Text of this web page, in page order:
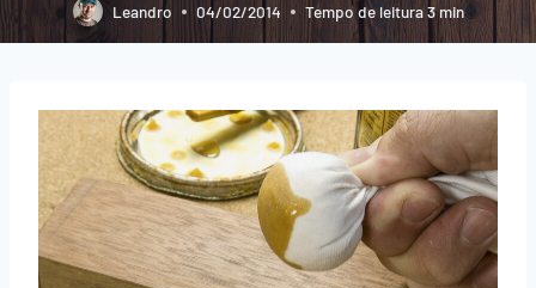
Leandro 04/02/2014 Tempo de leitura3min